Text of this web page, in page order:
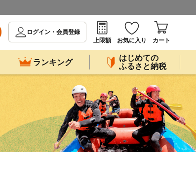
ログイン・会員登録
上限額
お気に入り カート
ランキング
はじめての
ふるさと納税